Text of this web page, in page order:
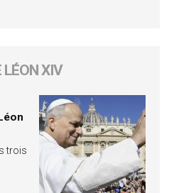
LÉON XIV
trois